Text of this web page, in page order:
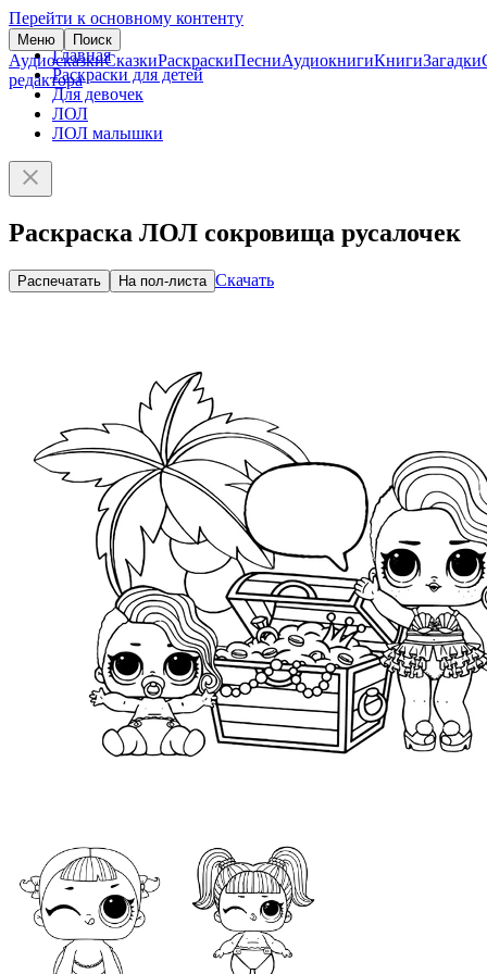
Перейти к основному контенту
Меню Поиск
АудиосказкиСказкиРаскраскиПесниАудиокнигиКнигиЗагадки
редактора
Главная
Раскраски для детей
Для девочек
ЛОЛ
ЛОЛ малышки
Раскраска ЛОЛ сокровища русалочек
Распечатать На пол-листа Скачать